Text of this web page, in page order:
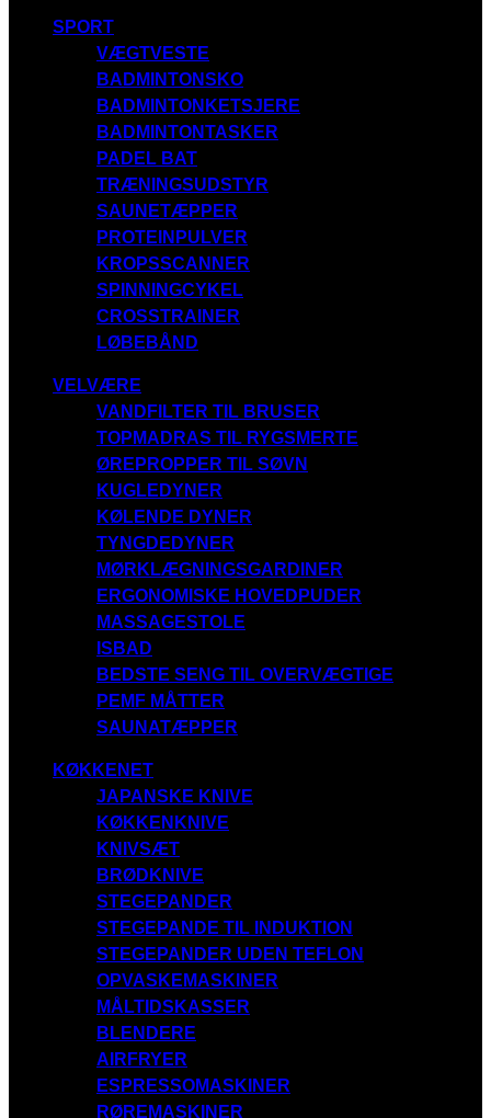
SPORT
VÆGTVESTE
BADMINTONSKO
BADMINTONKETSJERE
BADMINTONTASKER
PADEL BAT
TRÆNINGSUDSTYR
SAUNETÆPPER
PROTEINPULVER
KROPSSCANNER
SPINNINGCYKEL
CROSSTRAINER
LØBEBÅND
VELVÆRE
VANDFILTER TIL BRUSER
TOPMADRAS TIL RYGSMERTE
ØREPROPPER TIL SØVN
KUGLEDYNER
KØLENDE DYNER
TYNGDEDYNER
MØRKLÆGNINGSGARDINER
ERGONOMISKE HOVEDPUDER
MASSAGESTOLE
ISBAD
BEDSTE SENG TIL OVERVÆGTIGE
PEMF MÅTTER
SAUNATÆPPER
KØKKENET
JAPANSKE KNIVE
KØKKENKNIVE
KNIVSÆT
BRØDKNIVE
STEGEPANDER
STEGEPANDE TIL INDUKTION
STEGEPANDER UDEN TEFLON
OPVASKEMASKINER
MÅLTIDSKASSER
BLENDERE
AIRFRYER
ESPRESSOMASKINER
RØREMASKINER